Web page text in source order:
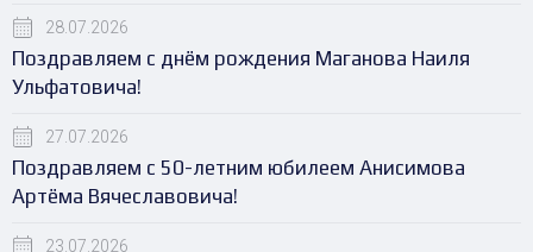
28.07.2026
Поздравляем с днём рождения Маганова Наиля
Ульфатовича!
27.07.2026
Поздравляем с 50-летним юбилеем Анисимова
Артёма Вячеславовича!
23.07.2026